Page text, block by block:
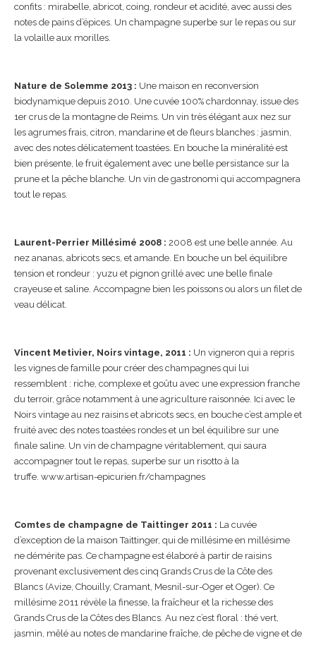
confits : mirabelle, abricot, coing, rondeur et acidité, avec aussi des
notes de pains d’épices. Un champagne superbe sur le repas ou sur
la volaille aux morilles.
Nature de Solemme 2013 : Une maison en reconversion
biodynamique depuis 2010. Une cuvée 100% chardonnay, issue des
1er crus de la montagne de Reims. Un vin très élégant aux nez sur
les agrumes frais, citron, mandarine et de fleurs blanches : jasmin,
avec des notes délicatement toastées. En bouche la minéralité est
bien présente, le fruit également avec une belle persistance sur la
prune et la pêche blanche. Un vin de gastronomi qui accompagnera
tout le repas.
Laurent-Perrier Millésimé 2008 : 2008 est une belle année. Au
nez ananas, abricots secs, et amande. En bouche un bel équilibre
tension et rondeur : yuzu et pignon grillé avec une belle finale
crayeuse et saline. Accompagne bien les poissons ou alors un filet de
veau délicat.
Vincent Metivier, Noirs vintage, 2011 : Un vigneron qui a repris
les vignes de famille pour créer des champagnes qui lui
ressemblent : riche, complexe et goûtu avec une expression franche
du terroir, grâce notamment à une agriculture raisonnée. Ici avec le
Noirs vintage au nez raisins et abricots secs, en bouche c’est ample et
fruité avec des notes toastées rondes et un bel équilibre sur une
finale saline. Un vin de champagne véritablement, qui saura
accompagner tout le repas, superbe sur un risotto à la
truffe. www.artisan-epicurien.fr/champagnes
Comtes de champagne de Taittinger 2011 : La cuvée
d’exception de la maison Taittinger, qui de millésime en millésime
ne démérite pas. Ce champagne est élaboré à partir de raisins
provenant exclusivement des cinq Grands Crus de la Côte des
Blancs (Avize, Chouilly, Cramant, Mesnil-sur-Oger et Oger). Ce
millésime 2011 révèle la finesse, la fraîcheur et la richesse des
Grands Crus de la Côtes des Blancs. Au nez c’est floral : thé vert,
jasmin, mêlé au notes de mandarine fraîche, de pêche de vigne et de